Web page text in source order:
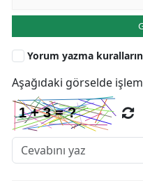
Yorum yazma
Aşağıdaki görselde